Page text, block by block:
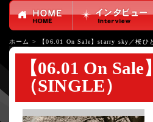
ホーム > 【06.01 On Sale】starry sky／桜ひ
【06.01 On
（SINGLE）